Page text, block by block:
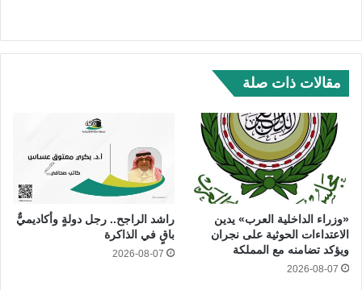
مقالات ذات صلة
«وزراء الداخلية العرب» يدين
الاعتداءات الحوثية على نجران
ويؤكد تضامنه مع المملكة
2026-08-07
راشد الراجح.. رجل دولةٍ وأكاديميٌّ
باقٍ في الذاكرة
2026-08-07